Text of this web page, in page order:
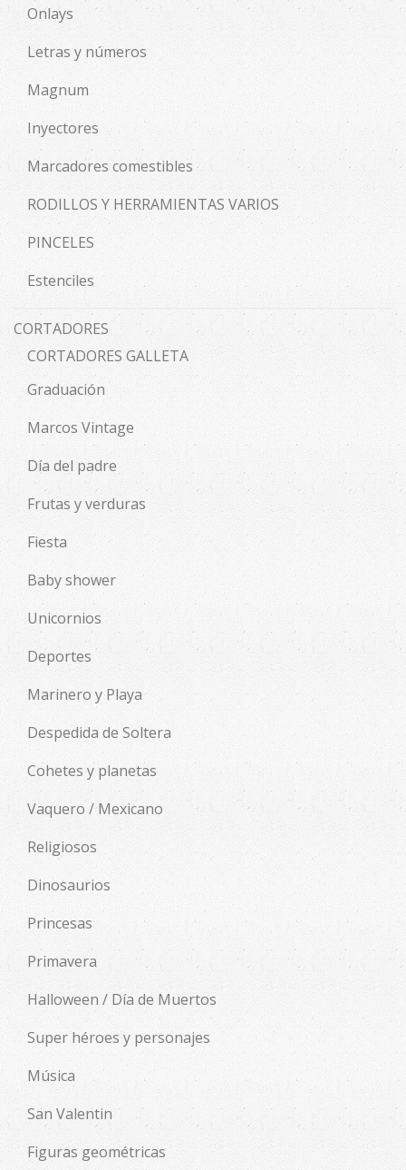
Onlays
Letras y números
Magnum
Inyectores
Marcadores comestibles
RODILLOS Y HERRAMIENTAS VARIOS
PINCELES
Estenciles
CORTADORES
CORTADORES GALLETA
Graduación
Marcos Vintage
Día del padre
Frutas y verduras
Fiesta
Baby shower
Unicornios
Deportes
Marinero y Playa
Despedida de Soltera
Cohetes y planetas
Vaquero / Mexicano
Religiosos
Dinosaurios
Princesas
Primavera
Halloween / Día de Muertos
Super héroes y personajes
Música
San Valentin
Figuras geométricas